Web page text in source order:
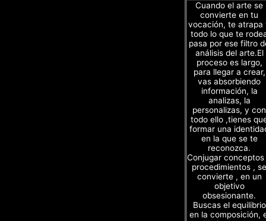
Cuando el arte se
convierte en tu
vocación, te atrapa
todo lo que te
pasa por ese filtro
análisis del arte.El
proceso es largo,
para llegar a crear,
vas absorbiendo
información, la
analizas, la
personalizas, y con
todo ello ,tienes
formar una
en la que se te
reconozca.
Conjugar
procedimientos , se
convierte , en un
objetivo
obsesionante.
Buscas el equilibrio
en la composición,